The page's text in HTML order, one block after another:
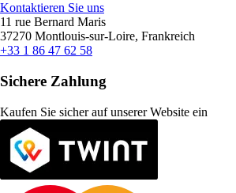
Kontaktieren Sie uns
11 rue Bernard Maris
37270 Montlouis-sur-Loire, Frankreich
+33 1 86 47 62 58
Sichere Zahlung
Kaufen Sie sicher auf unserer Website ein